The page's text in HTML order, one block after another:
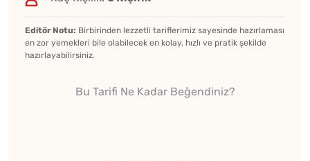
Editör Notu: Birbirinden lezzetli tariflerimiz sayesinde hazırlaması
en zor yemekleri bile olabilecek en kolay, hızlı ve pratik şekilde
hazırlayabilirsiniz.
Bu Tarifi Ne Kadar Beğendiniz?